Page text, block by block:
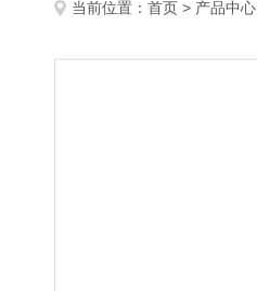
当前位置： 首页 > 产品中心